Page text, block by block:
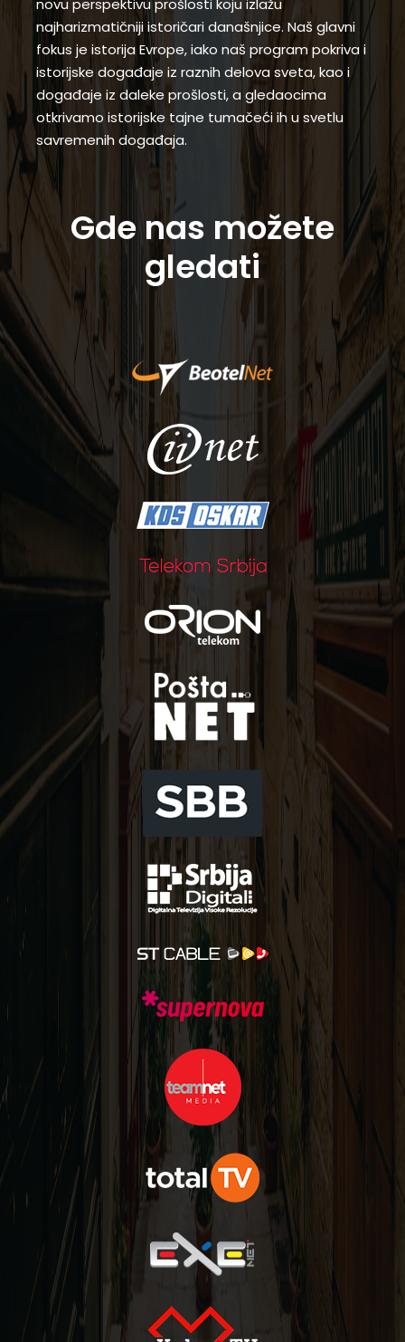
novu perspektivu prošlosti koju izlažu
najharizmatičniji istoričari današnjice. Naš glavni
fokus je istorija Evrope, iako naš program pokriva i
istorijske događaje iz raznih delova sveta, kao i
događaje iz daleke prošlosti, a gledaocima
otkrivamo istorijske tajne tumačeći ih u svetlu
savremenih događaja.
Gde nas možete
gledati